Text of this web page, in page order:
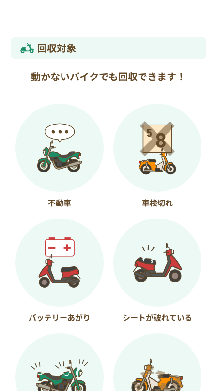
回収対象
動かないバイクでも回収できます！
不動車 車検切れ
バッテリーあがり シートが破れている